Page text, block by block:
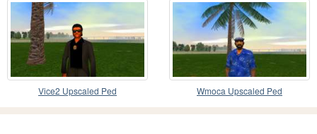
Vice2 Upscaled Ped Wmoca Upscaled Ped